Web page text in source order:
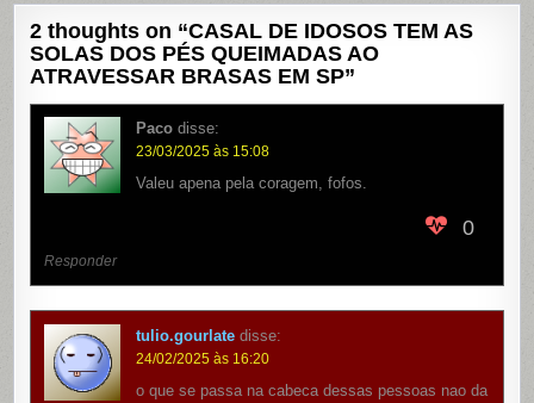
2 thoughts on “CASAL DE IDOSOS TEM AS
SOLAS DOS PÉS QUEIMADAS AO
ATRAVESSAR BRASAS EM SP”
Paco disse:
23/03/2025 às 15:08
Valeu apena pela coragem, fofos.
0
Responder
tulio.gourlate disse:
24/02/2025 às 16:20
o que se passa na cabeca dessas pessoas nao da